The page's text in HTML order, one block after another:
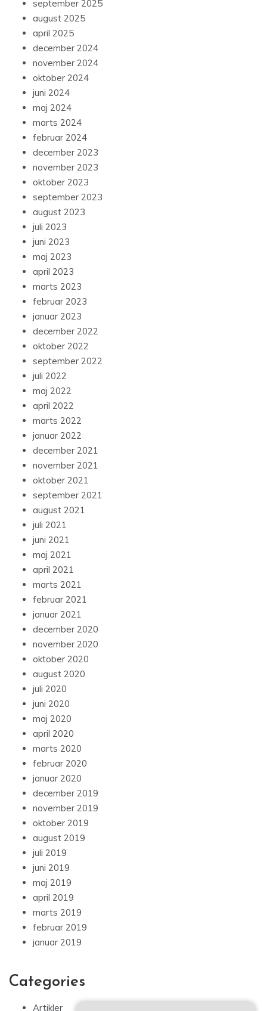
september 2025
august 2025
april 2025
december 2024
november 2024
oktober 2024
juni 2024
maj 2024
marts 2024
februar 2024
december 2023
november 2023
oktober 2023
september 2023
august 2023
juli 2023
juni 2023
maj 2023
april 2023
marts 2023
februar 2023
januar 2023
december 2022
oktober 2022
september 2022
juli 2022
maj 2022
april 2022
marts 2022
januar 2022
december 2021
november 2021
oktober 2021
september 2021
august 2021
juli 2021
juni 2021
maj 2021
april 2021
marts 2021
februar 2021
januar 2021
december 2020
november 2020
oktober 2020
august 2020
juli 2020
juni 2020
maj 2020
april 2020
marts 2020
februar 2020
januar 2020
december 2019
november 2019
oktober 2019
august 2019
juli 2019
juni 2019
maj 2019
april 2019
marts 2019
februar 2019
januar 2019
Categories
Artikler